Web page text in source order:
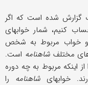
۳۴ خواب گزارش شده است که اگر
کنیم، شمار خوابهای
تعداد، دو خواب مربوط به شخص
مختلفشاهنامه است.
از اینکه مربوط به چه دوره
خوابهای شاهنامه را